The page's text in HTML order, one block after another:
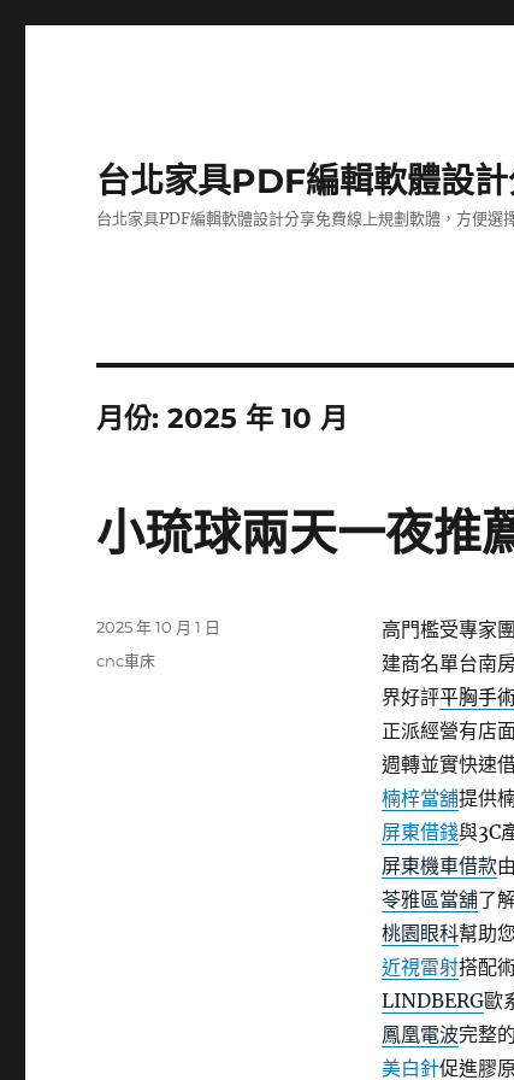
台北家具PDF編輯軟體設
台北家具PDF編輯軟體設計分享免費線上規劃軟體，方便
月份:2025 年 10 月
小琉球兩天一夜推
高門檻受專家
建商名單台南
界好評平胸手
正派經營有店
週轉並實快速
楠梓當舖提供
屏東借錢與3C
屏東機車借款
苓雅區當舖了
桃園眼科幫助
近視雷射搭配
LINDBERG歐
鳳凰電波完整
美白針促進膠
發
2025 年 10 月 1 日
分
cnc車床